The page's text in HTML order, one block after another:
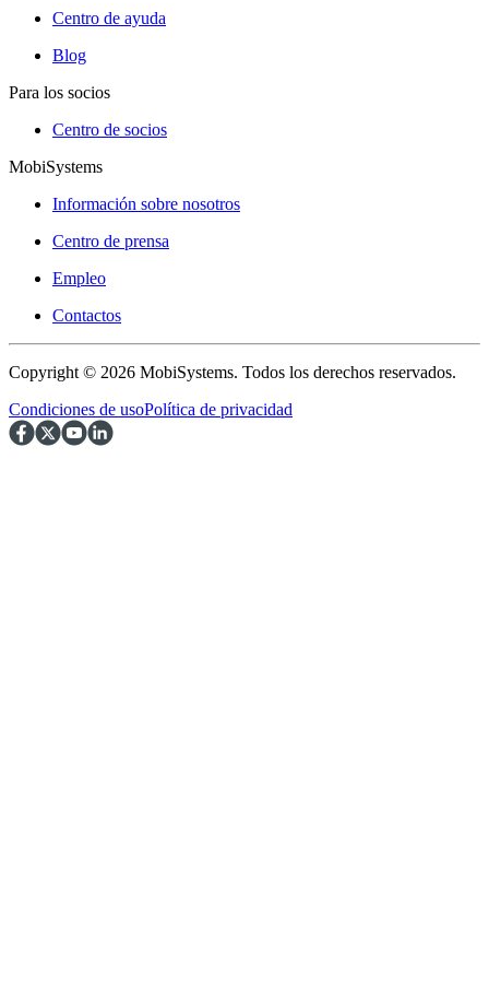
Centro de ayuda
Blog
Para los socios
Centro de socios
MobiSystems
Información sobre nosotros
Centro de prensa
Empleo
Contactos
Copyright © 2026 MobiSystems. Todos los derechos reservados.
Condiciones de usoPolítica de privacidad